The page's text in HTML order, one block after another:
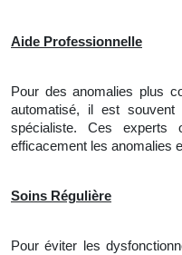
Aide Professionnelle
Pour des anomalies plus
automatisé, il est
spécialiste. Ces experts
efficacement les anomalies
Soins Régulière
Pour éviter les